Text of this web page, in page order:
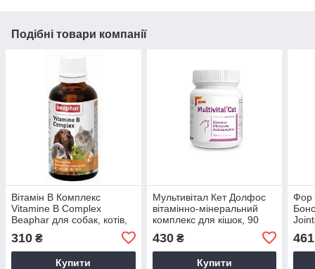
Подібні товари компанії
Вітамін B Комплекс
Vitamine B Complex
Beaphar для собак, котів,
310 ₴
Купити
Мультивітал Кет Долфос
вітамінно-мінеральний
комплекс для кішок, 90
430₴
Купити
Фор
для
461